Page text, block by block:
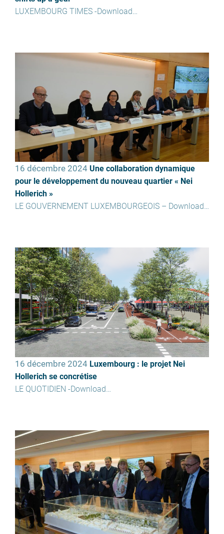
LUXEMBOURG TIMES -Download…
16 décembre 2024 Une collaboration dynamique
pour le développement du nouveau quartier « Nei
Hollerich »
LE GOUVERNEMENT LUXEMBOURGEOIS – Download…
16 décembre 2024 Luxembourg : le projet Nei
Hollerich se concrétise
LE QUOTIDIEN -Download…